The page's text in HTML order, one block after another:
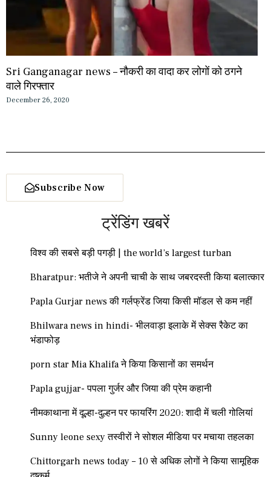
Sri Ganganagar news – नौकरी का वादा कर लोगों को ठगने
वाले गिरफ्तार
December 26, 2020
Subscribe Now
ट्रेंडिंग खबरें
विश्व की सबसे बड़ी पगड़ी | the world’s largest turban
Bharatpur: भतीजे ने अपनी चाची के साथ जबरदस्ती किया बलात्कार
Papla Gurjar news की गर्लफ्रेंड जिया किसी मॉडल से कम नहीं
Bhilwara news in hindi- भीलवाड़ा इलाके में सेक्स रैकेट का
भंडाफोड़
porn star Mia Khalifa ने किया किसानों का समर्थन
Papla gujjar- पपला गुर्जर और जिया की प्रेम कहानी
नीमकाथाना में दूल्हा-दुल्हन पर फायरिंग 2020: शादी में चली गोलियां
Sunny leone sexy तस्वीरों ने सोशल मीडिया पर मचाया तहलका
Chittorgarh news today – 10 से अधिक लोगों ने किया सामूहिक